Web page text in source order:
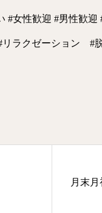
#女性歓迎 #男性歓
リラクゼーション #
月末